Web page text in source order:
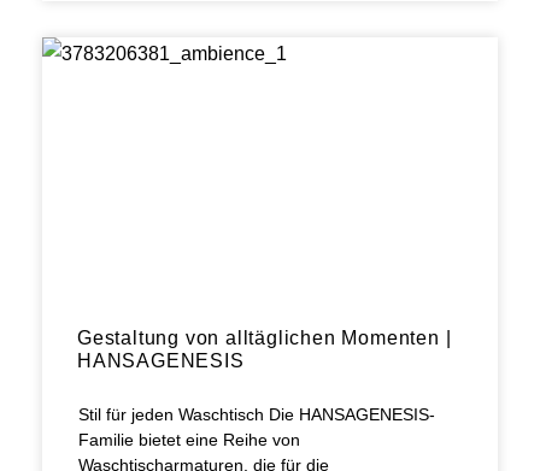
Gestaltung von alltäglichen Momenten |
HANSAGENESIS
Stil für jeden Waschtisch Die HANSAGENESIS-
Familie bietet eine Reihe von
Waschtischarmaturen, die für die